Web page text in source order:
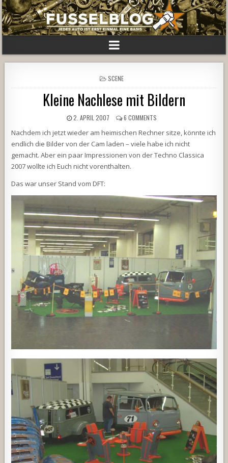
POSTED
IN
SCENE
Kleine Nachlese mit Bildern
2. APRIL 2007 6 COMMENTS
Nachdem ich jetzt wieder am heimischen Rechner sitze, könnte ich
endlich die Bilder von der Cam laden – viele habe ich nicht
gemacht. Aber ein paar Impressionen von der Techno Classica
2007 wollte ich Euch nicht vorenthalten.
Das war unser Stand vom DFT: